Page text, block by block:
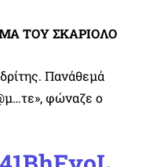
ΤΟΥ ΣΚΑΡΙΟΛΟ
Πανάθεμά
φώναζε ο